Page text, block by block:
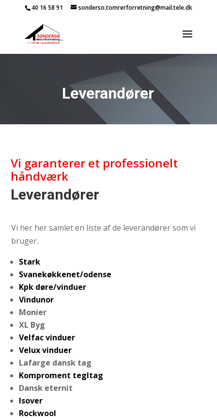
40 16 58 91 sonderso.tomrerforretning@mail.tele.dk
Leverandører
Vi garanterer et professionelt
håndværk
Leverandører
Vi her her samlet en liste af de leverandører som vi
bruger.
Stark
Svanekøkkenet/odense
Kpk døre/vinduer
Vindunor
Monier
XL Byg
Velfac vinduer
Velux vinduer
Lafarge dansk tag
Komproment tegltag
Dansk eternit
Isover
Rockwool